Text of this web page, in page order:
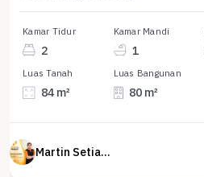
Kamar Tidur
2
Kamar Mandi
1
Luas Tanah
84 m²
Luas Bangunan
80 m²
Martin Setiawan Tjandra